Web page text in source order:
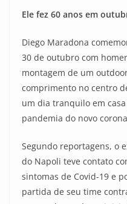
Ele fez 60 anos em
Diego Maradona
30 de outubro com
montagem de um
comprimento no centro
um dia tranquilo em
pandemia do novo
Segundo reportagens, o
do Napoli teve contato
sintomas de Covid-19 e
partida de seu time